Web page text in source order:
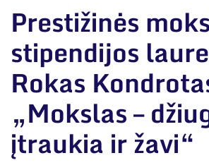
Duomenų apsauga
Darbuotojams
Nuorodos
Narystė nacionalinėse
organizacijose bei
Dokumentai
Sertifikatai ir akreditavimo
Viešieji pirkimai
Korupcijos prevencija
Duomenų apsauga
Prestižinės
stipendijos
Rokas
„Mokslas –
įtraukia ir žavi“